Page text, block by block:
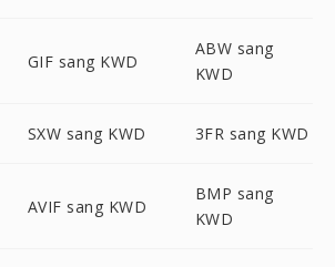
GIF sang KWD
ABW sang
KWD
SXW sang KWD 3FR sang KWD
AVIF sang KWD
BMP sang
KWD